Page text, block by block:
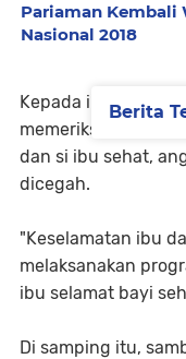
Pariaman Kembali
Nasional 2018
Kepada ibu hamil
memeriksakan
dan si ibu sehat,
dicegah.
"Keselamatan ibu
melaksanakan
ibu selamat bayi
Di samping itu,
Berita